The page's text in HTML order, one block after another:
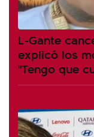
L-Gante
explicó los
"Tengo que